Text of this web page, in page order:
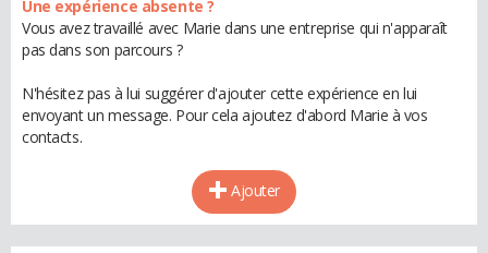
Une expérience absente ?
Vous avez travaillé avec Marie dans une entreprise qui n'apparaît
pas dans son parcours ?
N'hésitez pas à lui suggérer d'ajouter cette expérience en lui
envoyant un message. Pour cela ajoutez d'abord Marie à vos
contacts.
Ajouter